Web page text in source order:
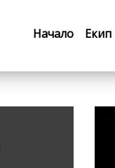
Начало Екип